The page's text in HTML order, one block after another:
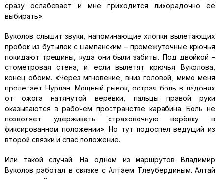
сразу ослабевает и мне приходится лихорадочно её
выбирать».
Вуколов слышит звуки, напоминающие хлопки вылетающих
пробок из бутылок с шампанским – промежуточные крючья
покидают трещины, куда они были забиты. Под двойкой –
стометровая стена, и если вылетят крючья Вуколова,
конец обоим. «Через мгновение, вниз головой, мимо меня
пролетает Нурлан. Мощный рывок, острая боль в ладонях
от ожога натянутой верёвки, пальцы правой руки
оказываются в рабочем пространстве карабина. Боль не
позволяет удерживать страховочную верёвку в
фиксированном положении». Но тут подоспел ведущий из
второй связки и спас положение.
Или такой случай. На одном из маршрутов Владимир
Вуколов работал в связке с Алтаем Тлеубердиным. Алтай